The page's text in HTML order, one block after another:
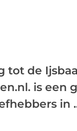
tot de
is een
in